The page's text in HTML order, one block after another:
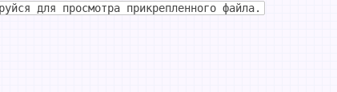
для просмотра прикрепленного файла.